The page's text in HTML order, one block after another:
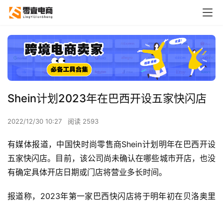
Shein计划2023年在巴西开设五家快闪店
2022/12/30 10:27 阅读 2593
有媒体报道，中国快时尚零售商Shein计划明年在巴西开设
五家快闪店。目前，该公司尚未确认在哪些城市开店，也没
有确定具体开店日期或门店将营业多长时间。
报道称，2023年第一家巴西快闪店将于明年初在贝洛奥里